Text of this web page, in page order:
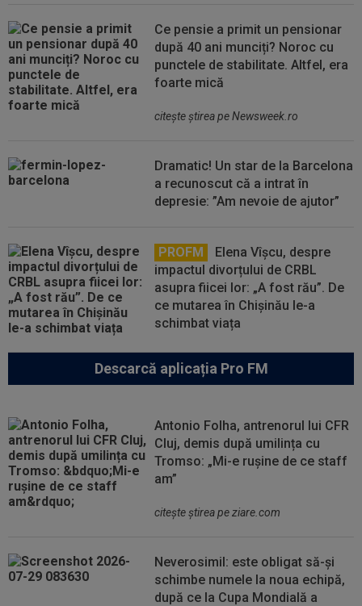
Ce pensie a primit un pensionar
după 40 ani munciți? Noroc cu
punctele de stabilitate. Altfel, era
foarte mică
citeşte ştirea pe Newsweek.ro
Dramatic! Un star de la Barcelona
a recunoscut că a intrat în
depresie: ”Am nevoie de ajutor”
PROFM
Elena Vîșcu, despre
impactul divorțului de CRBL
asupra fiicei lor: „A fost rău”. De
ce mutarea în Chișinău le-a
schimbat viața
Descarcă aplicația Pro FM
Antonio Folha, antrenorul lui CFR
Cluj, demis după umilința cu
Tromso: „Mi-e rușine de ce staff
am”
citeşte ştirea pe ziare.com
Neverosimil: este obligat să-și
schimbe numele la noua echipă,
după ce la Cupa Mondială a